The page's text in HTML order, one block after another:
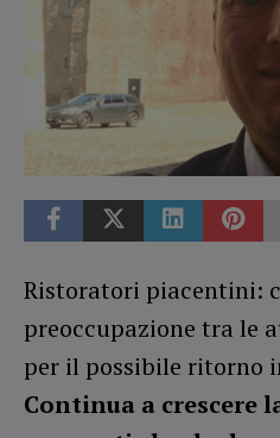
Ristoratori piacentini:
preoccupazione tra le
per il possibile ritorno
Continua a crescere